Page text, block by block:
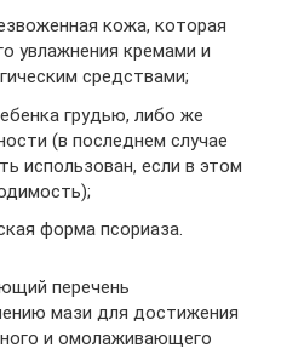
кожа, которая
увлажнения кремами и
средствами;
грудью, либо же
(в последнем случае
использован, если в этом
форма псориаза.
перечень
мази для достижения
и омолаживающего